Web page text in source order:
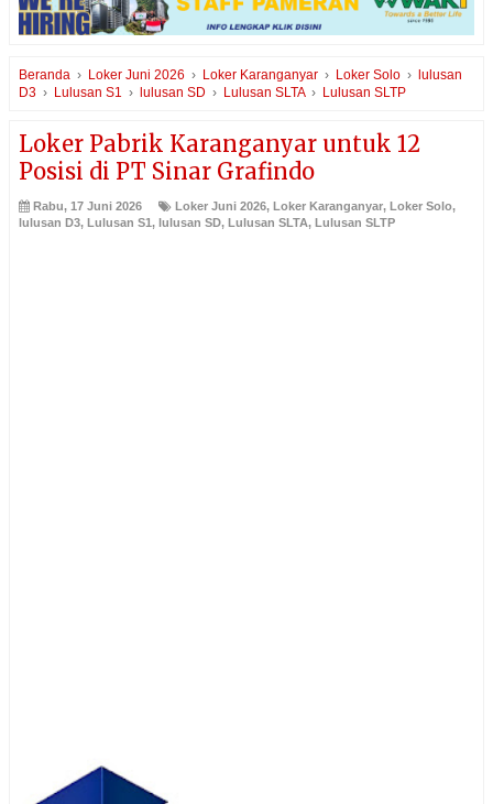
Beranda › Loker Juni 2026 › Loker Karanganyar › Loker Solo ›
lulusan
D3 › Lulusan S1 › lulusan SD › Lulusan SLTA › Lulusan SLTP
Loker Pabrik Karanganyar untuk 12
Posisi di PT Sinar Grafindo
Rabu, 17 Juni 2026 Loker Juni 2026, Loker Karanganyar, Loker Solo,
lulusan D3, Lulusan S1, lulusan SD, Lulusan SLTA, Lulusan SLTP